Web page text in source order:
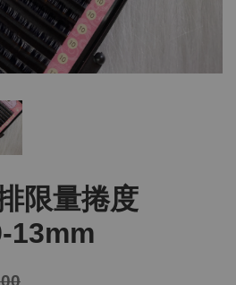
限量捲度
13mm